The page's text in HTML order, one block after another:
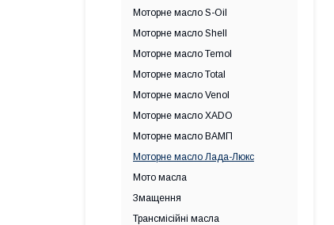
Моторне масло S-Oil
Моторне масло Shell
Моторне масло Temol
Моторне масло Total
Моторне масло Venol
Моторне масло XADO
Моторне масло ВАМП
Моторне масло Лада-Люкс
Мото масла
Змащення
Трансмісійні масла